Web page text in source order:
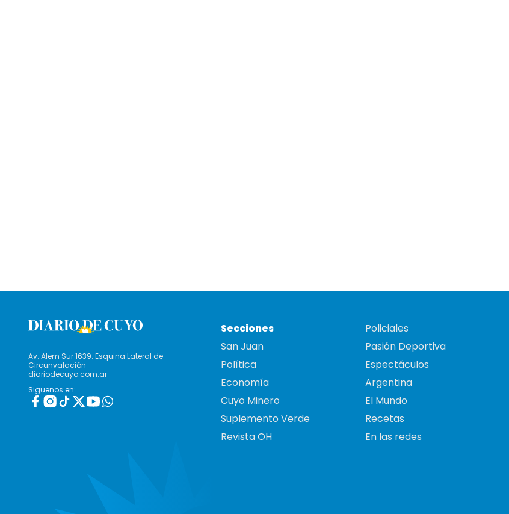
Av. Alem Sur 1639. Esquina Lateral de
Circunvalación
diariodecuyo.com.ar
Siguenos en:
Secciones
San Juan
Política
Economía
Cuyo Minero
Suplemento Verde
Revista OH
Policiales
Pasión Deportiva
Espectáculos
Argentina
El Mundo
Recetas
En las redes